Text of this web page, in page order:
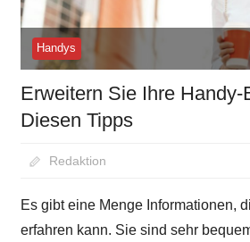
Handys
Erweitern Sie Ihre Handy-
Diesen Tipps
August 26, 2020
Redaktion
Es gibt eine Menge Informationen,
erfahren kann. Sie sind sehr